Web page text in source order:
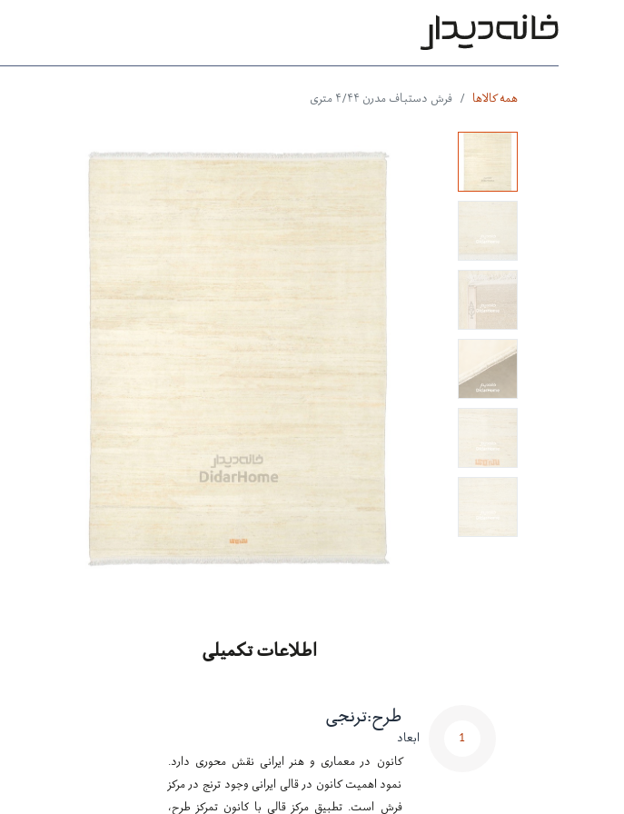
همه کالاها فرش دستباف مدرن ۴/۴۴ متری
اطلاعات تکمیلی
1 ابعاد
طرح:ترنجی
کانون در معماری و هنر ایرانی نقش محوری دارد.
نمود اهمیت کانون در قالی ایرانی وجود ترنج در مرکز
فرش است. تطبیق مرکز قالی با کانون تمرکز طرح،